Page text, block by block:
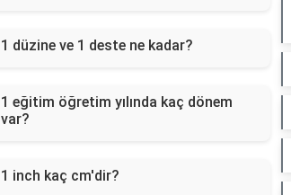
1 düzine ve 1 deste ne kadar?
1 eğitim öğretim yılında kaç dönem
var?
1 inch kaç cm'dir?